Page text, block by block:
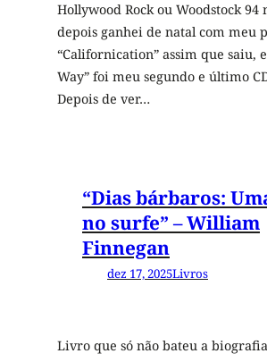
Hollywood Rock ou Woodstock 94
depois ganhei de natal com meu
“Californication” assim que saiu,
Way” foi meu segundo e último
Depois de ver…
“Dias bárbaros:
no surfe” – William
Finnegan
dez 17, 2025Livros
Livro que só não bateu a